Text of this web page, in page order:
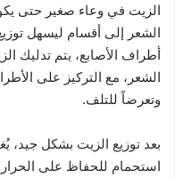
الزيت في وعاء صغير حتى
الشعر إلى أقسام ليسهل
أطراف الأصابع، يتم تدليك
الشعر، مع التركيز على
وتعرضاً للتلف.
بعد توزيع الزيت بشكل جيد،
استحمام للحفاظ على